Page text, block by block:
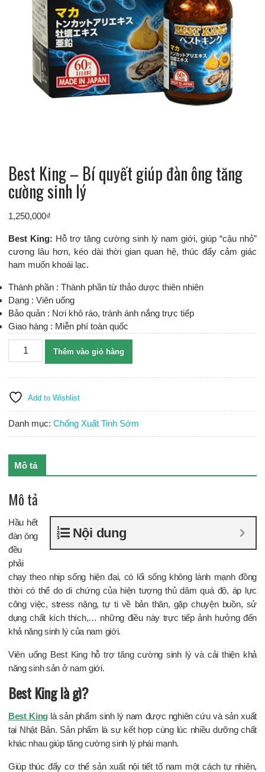
Best King – Bí quyết giúp đàn ông tăng
cường sinh lý
1,250,000₫
Best King: Hỗ trợ tăng cường sinh lý nam giới, giúp “cậu nhỏ”
cương lâu hơn, kéo dài thời gian quan hệ, thúc đẩy cảm giác
ham muốn khoái lạc.
Thành phần : Thành phần từ thảo dược thiên nhiên
Dạng : Viên uống
Bảo quản : Nơi khô ráo, tránh ánh nắng trực tiếp
Giao hàng : Miễn phí toàn quốc
Best
quyết
giúp
đàn
ông
cường
sinh
số
Thêm vào giỏ hàng
Add to Wishlist
Danh mục: Chống Xuất Tinh Sớm
Mô tả
Mô tả
Nội dung
Hầu hết
đàn ông
đều
phải
chạy theo nhịp sống hiện đại, có lối sống không lành mạnh đồng
thời có thể do di chứng của hiện tượng thủ dâm quá độ, áp lực
công việc, stress nặng, tự ti về bản thân, gặp chuyện buồn, sử
dụng chất kích thích,… những điều này trực tiếp ảnh hưởng đến
khả năng sinh lý của nam giới.
Viên uống Best King hỗ trợ tăng cường sinh lý và cải thiện khả
năng sinh sản ở nam giới.
Best King là gì?
Best King là sản phẩm sinh lý nam được nghiên cứu và sản xuất
tại Nhật Bản. Sản phẩm là sự kết hợp cùng lúc nhiều dưỡng chất
khác nhau giúp tăng cường sinh lý phái mạnh.
Giúp thúc đẩy cơ thể sản xuất nội tiết tố nam một cách tự nhiên,